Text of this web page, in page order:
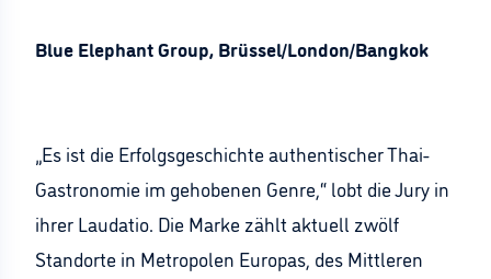
Blue Elephant Group, Brüssel/London/Bangkok
„Es ist die Erfolgsgeschichte authentischer Thai-
Gastronomie im gehobenen Genre,“ lobt die Jury in
ihrer Laudatio. Die Marke zählt aktuell zwölf
Standorte in Metropolen Europas, des Mittleren